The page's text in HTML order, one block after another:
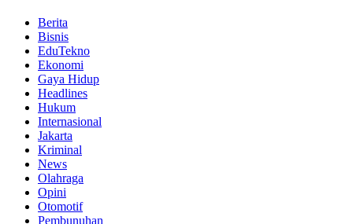
Berita
Bisnis
EduTekno
Ekonomi
Gaya Hidup
Headlines
Hukum
Internasional
Jakarta
Kriminal
News
Olahraga
Opini
Otomotif
Pembunuhan